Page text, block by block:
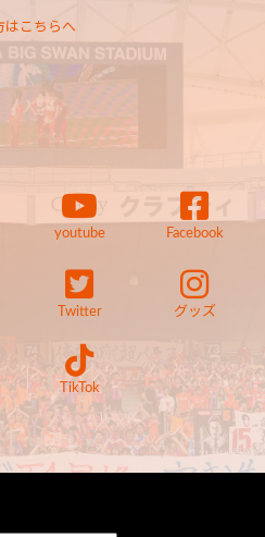
はこちらへ
youtube Facebook
Twitter グッズ
TikTok